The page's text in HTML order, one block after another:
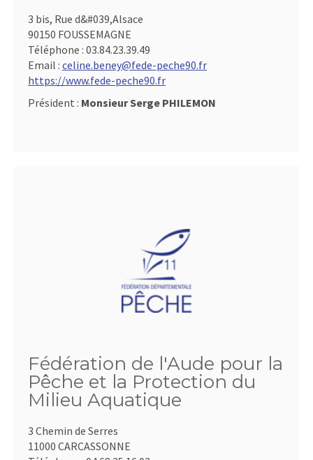
3 bis, Rue d&#039,Alsace
90150 FOUSSEMAGNE
Téléphone : 03.84.23.39.49
Email : celine.beney@fede-peche90.fr
https://www.fede-peche90.fr
Président : Monsieur Serge PHILEMON
Fédération de l'Aude pour la
Pêche et la Protection du
Milieu Aquatique
3 Chemin de Serres
11000 CARCASSONNE